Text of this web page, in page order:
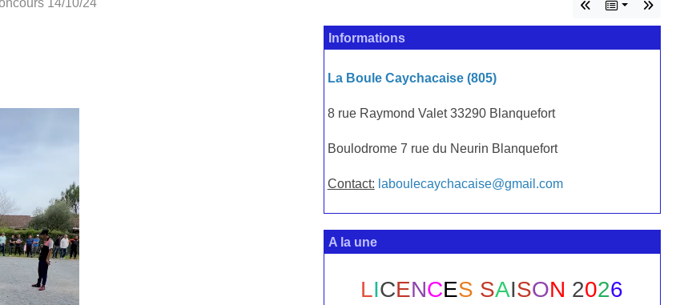
Informations
La Boule Caychacaise (805)
8 rue Raymond Valet 33290 Blanquefort
Boulodrome 7 rue du Neurin Blanquefort
Contact: laboulecaychacaise@gmail.com
A la une
LICENCES SAISON 2026